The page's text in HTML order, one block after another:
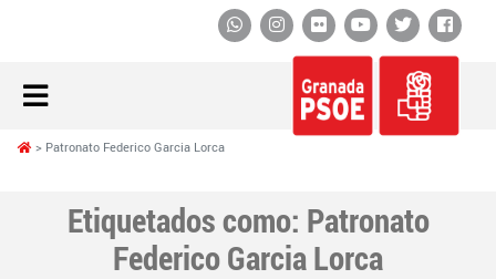
Twitter
YouTube
Flickr
Instagram
Whatsapp
Patronato Federico Garcia Lorca
Etiquetados como: Patronato
Federico Garcia Lorca